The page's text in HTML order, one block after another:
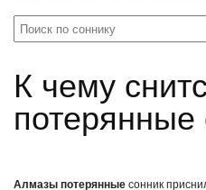
К чему снится Алмазы потерянные? Алмазы
потерянные
Алмазы потерянныесонник